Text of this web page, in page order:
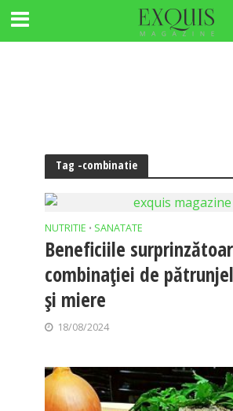
Tag -combinatie
NUTRITIE • SANATATE
Beneficiile
combinației de
și miere
18/08/2024